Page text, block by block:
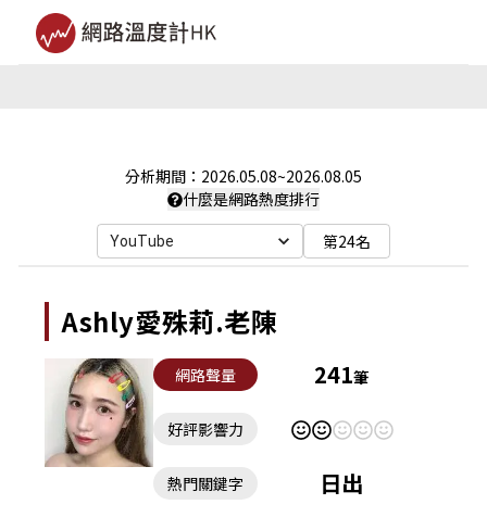
分析期間： 2026.05.08~2026.08.05
什麼是網路熱度排行
YouTube 第24名
Ashly愛殊莉.老陳
網路聲量 241筆
好評影響力
熱門關鍵字 日出